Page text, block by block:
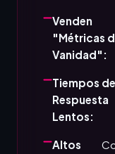
Venden
"Métricas
Vanidad":
Tiempos de
Respuesta
Lentos:
Altos